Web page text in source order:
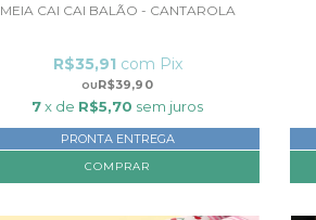
MEIA CAI CAI BALÃO - CANTAROLA
R$39,90
R$35,91 com Pix
7x de R$5,70 sem juros
PRONTA ENTREGA
COMPRAR